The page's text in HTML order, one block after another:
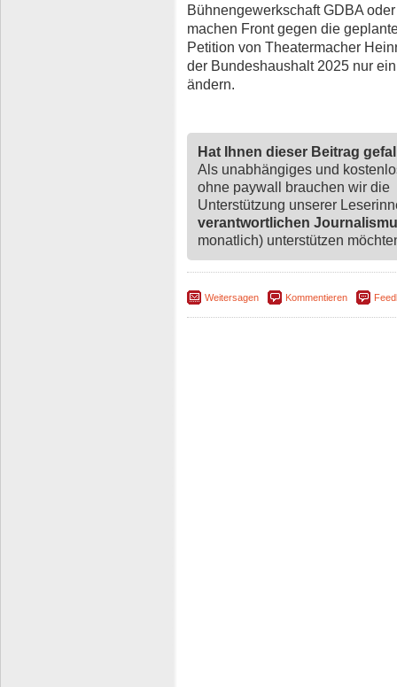
Bühnengewerkschaft GDBA
machen Front gegen die
Petition von Theatermacher
der Bundeshaushalt 2025 nur
ändern.
Hat Ihnen dieser Beitrag
Als unabhängiges und
ohne paywall brauchen wir die
Unterstützung unserer
verantwortlichen
monatlich) unterstützen
Weitersagen Kommentieren